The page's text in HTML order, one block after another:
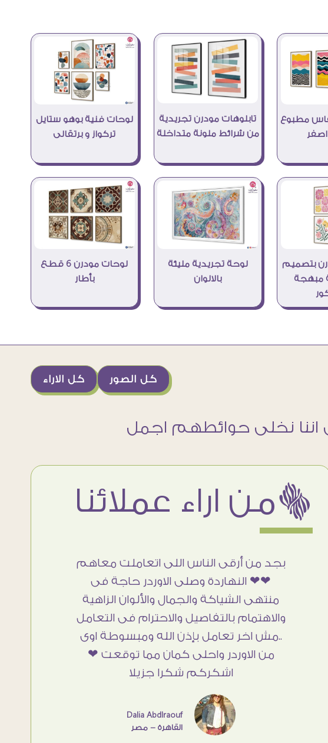
مطبوع
تابلوهات مودرن تجريدية
من شرائط ملونة متداخلة
لوحات فنية بوهو ستايل
تركواز و برتقالى
بتصميم
مبهجة
لوحة تجريدية مليئة
بالالوان
لوحات مودرن 6 قطع
بأطار
كل الاراء كل الصور
ëمن اراء عملائنا
بجد من أرقى الناس اللى اتعاملت معاهم
❤❤ النهاردة وصلى الاوردر حاجة فى
منتهى الشياكة والجمال والألوان الزاهية
والاهتمام بالتفاصيل والاحترام فى التعامل
..مش اخر تعامل بإذن الله ومبسوطة اوى
من الاوردر واحلى كمان مما توقعت ❤
اشكركم شكرا جزيلا
Dalia Abdlraouf
القاهرة - مصر